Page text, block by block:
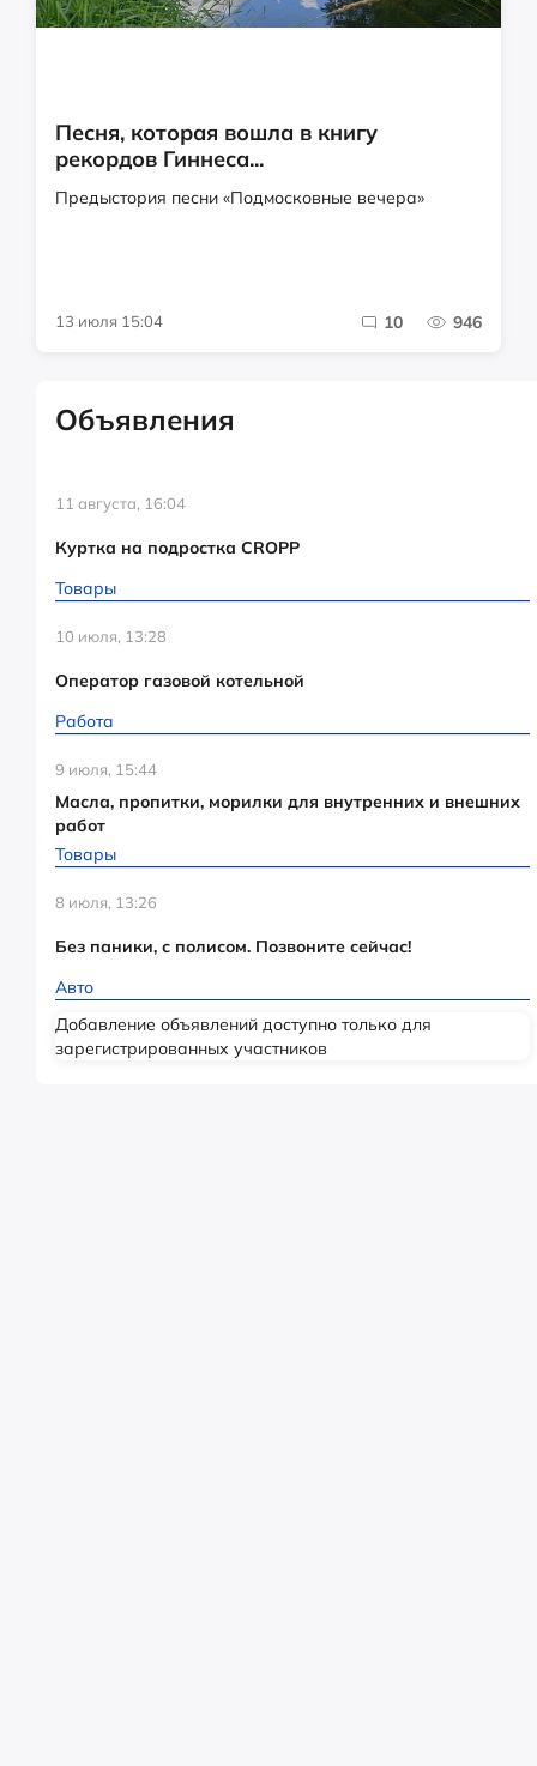
Песня, которая вошла в книгу
рекордов Гиннеса...
Предыстория песни «Подмосковные вечера»
13 июля 15:04 10 946
Объявления
11 августа, 16:04
Куртка на подростка CROPP
Товары
10 июля, 13:28
Оператор газовой котельной
Работа
9 июля, 15:44
Масла, пропитки, морилки для внутренних и внешних
работ
Товары
8 июля, 13:26
Без паники, с полисом. Позвоните сейчас!
Авто
Добавление объявлений доступно только для
зарегистрированных участников